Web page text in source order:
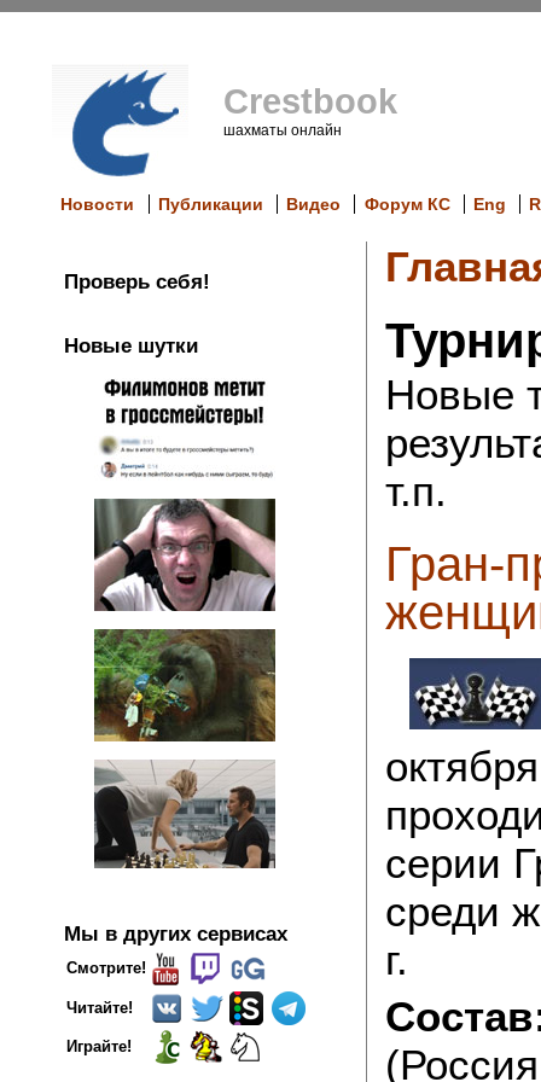
Crestbook
шахматы онлайн
Новости Публикации Видео Форум КС Eng
Проверь себя!
Новые шутки
Мы в других сервисах
Смотрите!
Читайте!
Играйте!
Новые
т.п.
Гран-
серии
среди
г.